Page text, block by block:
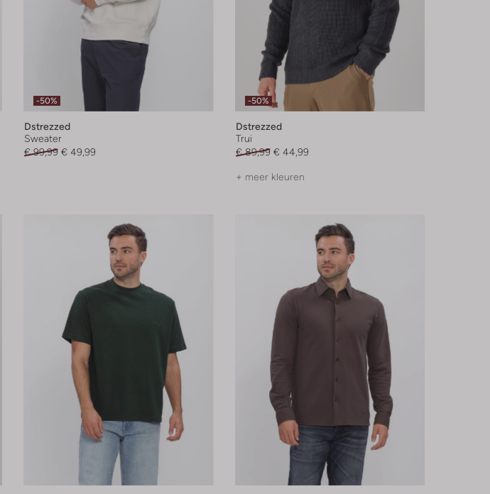
-50%
Dstrezzed
Sweater
€ 99,99 € 49,99
-50%
Dstrezzed
Trui
€ 89,99 € 44,99
+ meer kleuren